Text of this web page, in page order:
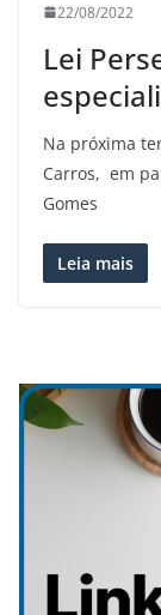
22/08/2022
Lei
Na próxima
Carros, em
Gomes
Leia mais